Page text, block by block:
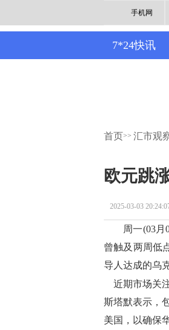
手机网
7*24快讯
首页>> 汇市观
欧元跳
2025-03-03
周一(03月03
曾触及两周低
导人达成的乌
近期市场关
斯塔默表示，
美国，以确保